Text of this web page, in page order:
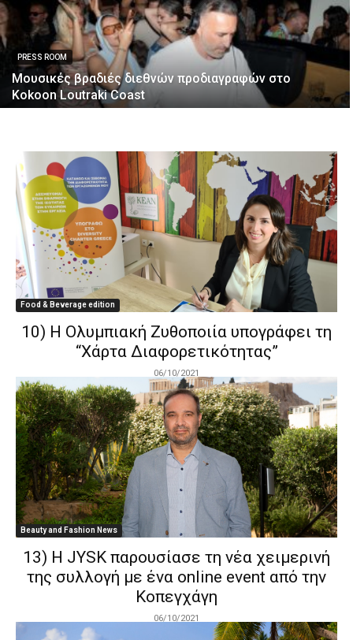
PRESS ROOM
Μουσικές βραδιές διεθνών προδιαγραφών στο
Kokoon Loutraki Coast
Food & Beverage edition
10) Η Ολυμπιακή Ζυθοποιία υπογράφει τη
“Χάρτα Διαφορετικότητας”
06/10/2021
Beauty and Fashion News
13) Η JYSK παρουσίασε τη νέα χειμερινή
της συλλογή με ένα online event από την
Κοπεγχάγη
06/10/2021